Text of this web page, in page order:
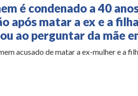
é condenado a 40
após matar a ex e a
ao perguntar da mãe
acusado de matar a ex-mulher e a